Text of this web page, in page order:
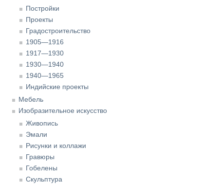
Постройки
Проекты
Градостроительство
1905—1916
1917—1930
1930—1940
1940—1965
Индийские проекты
Мебель
Изобразительное искусство
Живопись
Эмали
Рисунки и коллажи
Гравюры
Гобелены
Скульптура